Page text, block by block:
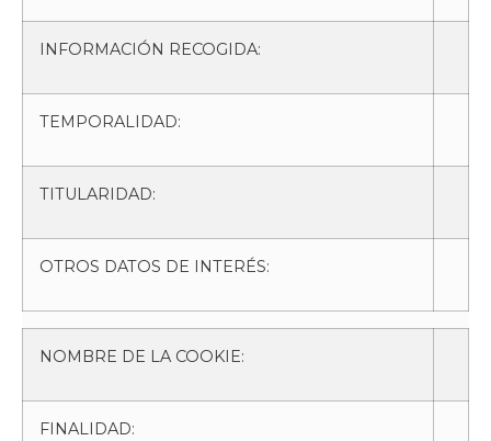
INFORMACIÓN RECOGIDA:
TEMPORALIDAD:
TITULARIDAD:
OTROS DATOS DE INTERÉS:
NOMBRE DE LA COOKIE:
FINALIDAD: